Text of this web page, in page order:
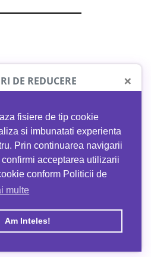
fisiere de tip cookie
si imbunatati experienta
Prin continuarea navigarii
acceptarea utilizarii
conform Politicii de
multe
Am Inteles!
DE REDUCERE ×
MYPROTEIN
reducere la orice comandă
codul EATTRACK